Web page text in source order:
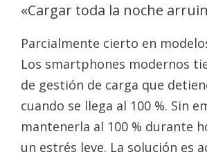
«Cargar toda la noche
Parcialmente cierto en
Los smartphones modernos
de gestión de carga que
cuando se llega al 100 %. Sin
mantenerla al 100 % durante
un estrés leve. La solución es